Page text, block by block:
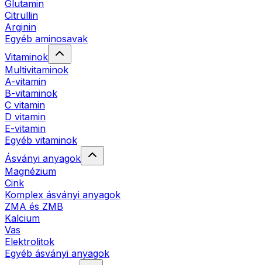
Glutamin
Citrullin
Arginin
Egyéb aminosavak
Vitaminok
Multivitaminok
A-vitamin
B-vitaminok
C vitamin
D vitamin
E-vitamin
Egyéb vitaminok
Ásványi anyagok
Magnézium
Cink
Komplex ásványi anyagok
ZMA és ZMB
Kalcium
Vas
Elektrolitok
Egyéb ásványi anyagok